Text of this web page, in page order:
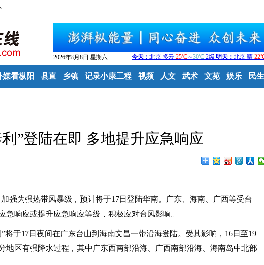
2026年8月8日 星期六
媒看枞阳 县直 乡镇 记录小康工程 视频 人文 武术 文苑 娱乐 民生
利”登陆在即 多地提升应急响应
为强热带风暴级，预计将于17日登陆华南。广东、海南、广西等受台
急响应或提升应急响应等级，积极应对台风影响。
于17日夜间在广东台山到海南文昌一带沿海登陆。受其影响，16日至19
地区有强降水过程，其中广东西南部沿海、广西南部沿海、海南岛中北部